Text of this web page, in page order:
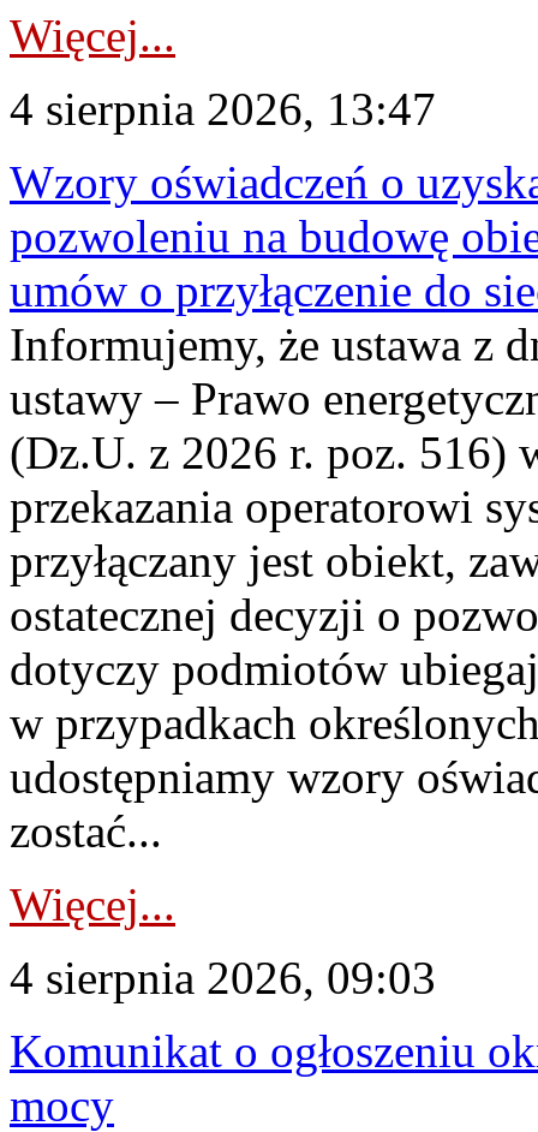
Więcej...
4 sierpnia 2026, 13:47
Wzory oświadczeń o
pozwoleniu na budowę
umów o przyłączenie do
Informujemy, że ustawa z
ustawy – Prawo
(Dz.U. z 2026 r. poz. 516)
przekazania operatorowi
przyłączany jest obiekt,
ostatecznej decyzji o
dotyczy podmiotów
w przypadkach
udostępniamy wzory
zostać...
Więcej...
4 sierpnia 2026, 09:03
Komunikat o ogłoszeniu
mocy